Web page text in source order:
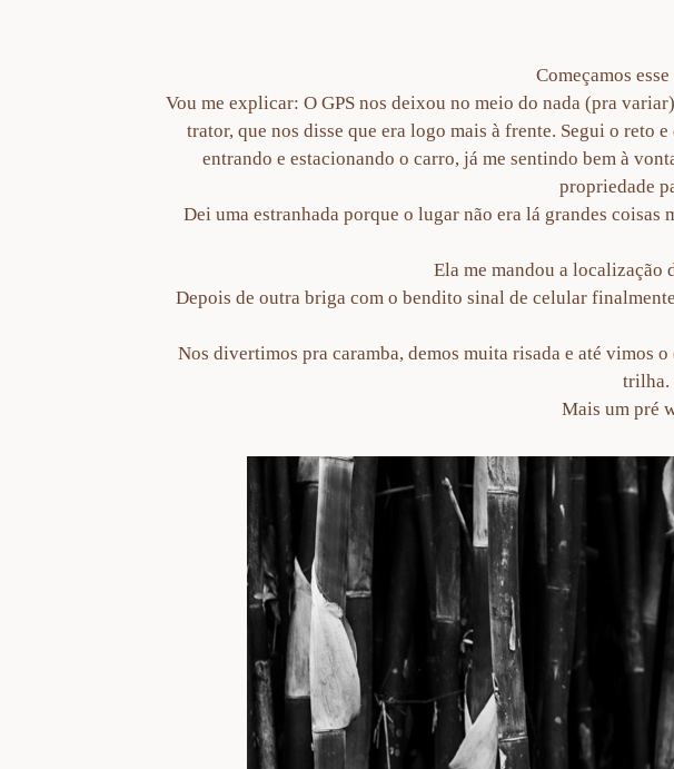
Começamos
Vou me explicar: O GPS nos deixou no meio do nada (pra
trator, que nos disse que era logo mais à frente. Segui o reto
entrando e estacionando o carro, já me sentindo bem à
propriedade
Dei uma estranhada porque o lugar não era lá grandes
Ela me mandou a localização
Depois de outra briga com o bendito sinal de celular
Nos divertimos pra caramba, demos muita risada e até vimos
trilha.
Mais um pré